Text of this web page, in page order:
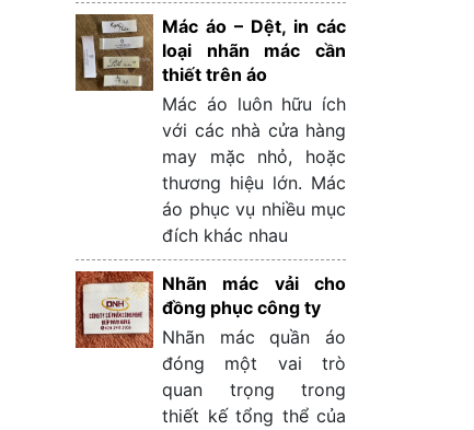
Mác áo – Dệt, in các
loại nhãn mác cần
thiết trên áo
Mác áo luôn hữu ích
với các nhà cửa hàng
may mặc nhỏ, hoặc
thương hiệu lớn. Mác
áo phục vụ nhiều mục
đích khác nhau
Nhãn mác vải cho
đồng phục công ty
Nhãn mác quần áo
đóng một vai trò
quan trọng trong
thiết kế tổng thể của